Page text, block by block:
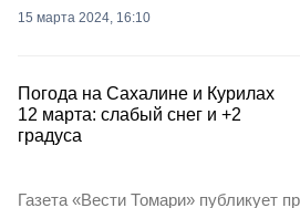
15 марта 2024, 16:10
Погода на Сахалине и Курилах
12 марта: слабый снег и +2
градуса
Газета «Вести Томари» публикует